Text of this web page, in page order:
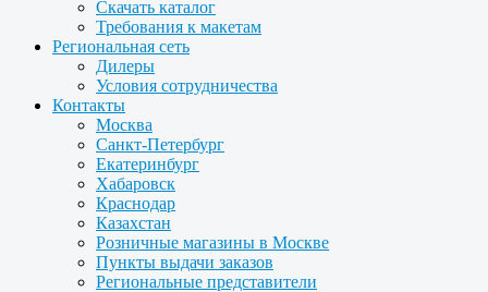
Скачать каталог
Требования к макетам
Региональная сеть
Дилеры
Условия сотрудничества
Контакты
Москва
Санкт-Петербург
Екатеринбург
Хабаровск
Краснодар
Казахстан
Розничные магазины в Москве
Пункты выдачи заказов
Региональные представители